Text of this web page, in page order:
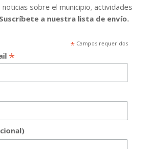
sobre el municipio, actividades
Suscríbete a nuestra lista de envío.
*Campos requeridos
*